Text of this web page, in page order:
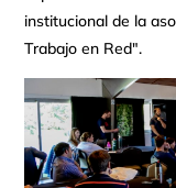
institucional de la
Trabajo en Red".